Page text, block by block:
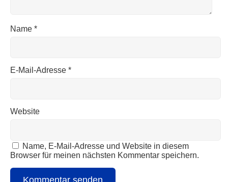
Name *
E-Mail-Adresse *
Website
Name, E-Mail-Adresse und Website in diesem
Browser für meinen nächsten Kommentar speichern.